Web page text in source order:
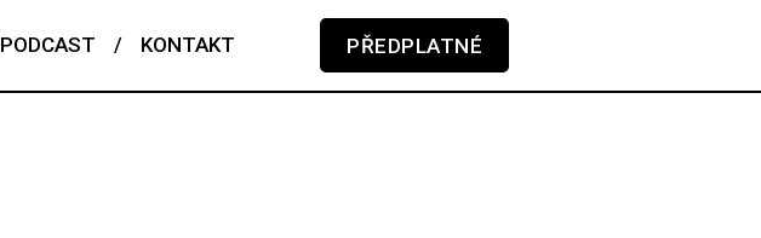
PODCAST / KONTAKT PŘEDPLATNÉ